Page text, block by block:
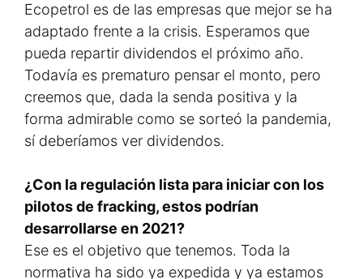
Ecopetrol es de las empresas que mejor se ha
adaptado frente a la crisis. Esperamos que
pueda repartir dividendos el próximo año.
Todavía es prematuro pensar el monto, pero
creemos que, dada la senda positiva y la
forma admirable como se sorteó la pandemia,
sí deberíamos ver dividendos.
¿Con la regulación lista para iniciar con los
pilotos de fracking, estos podrían
desarrollarse en 2021?
Ese es el objetivo que tenemos. Toda la
normativa ha sido ya expedida y ya estamos